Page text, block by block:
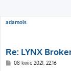
adamols
Re: LYNX
P08 kwie 2021, 22:16